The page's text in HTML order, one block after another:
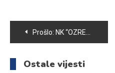
Navigacija
članaka
Prošlo: NK “OZREN” ORGANIZATOR TURNIRA U MALOM NOGOMETU
Ostale vijesti